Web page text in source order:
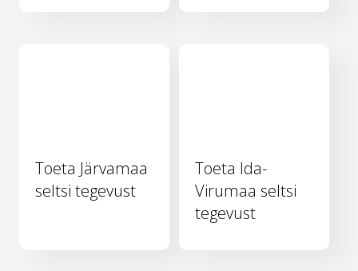
Toeta Järvamaa
seltsi tegevust
Toeta Ida-
Virumaa seltsi
tegevust